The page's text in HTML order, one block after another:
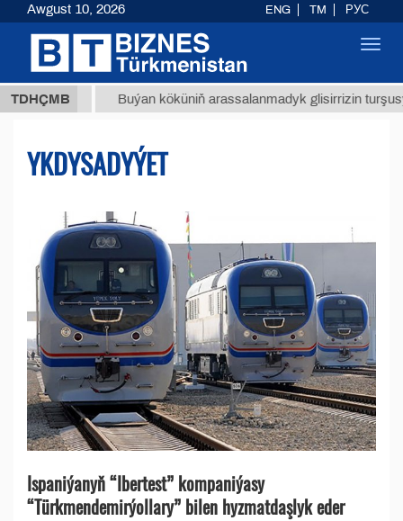
TDHÇMBBuýan köküniň arassalanmadyk glisirrizin turşusy (t.)
YKDYSADYÝET
Ispaniýanyň “Ibertest” kompaniýasy
“Türkmendemirýollary” bilen hyzmatdaşlyk eder
Awgust 10, 2026 ENG TM РУС